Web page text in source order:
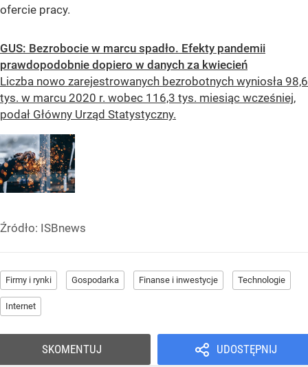
ofercie pracy.
GUS: Bezrobocie w marcu spadło. Efekty pandemii
prawdopodobnie dopiero w danych za kwiecień
Liczba nowo zarejestrowanych bezrobotnych wyniosła 98,6
tys. w marcu 2020 r. wobec 116,3 tys. miesiąc wcześniej,
podał Główny Urząd Statystyczny.
Źródło: ISBnews
Firmy i rynki Gospodarka Finanse i inwestycje Technologie
Internet
UDOSTĘPNIJ
SKOMENTUJ